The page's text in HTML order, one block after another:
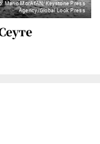
Mario MorAfAN/Keystone Press
Agency/Global Look Press